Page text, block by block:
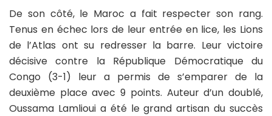
De son côté, le Maroc a fait respecter son rang.
Tenus en échec lors de leur entrée en lice, les Lions
de l’Atlas ont su redresser la barre. Leur victoire
décisive contre la République Démocratique du
Congo (3-1) leur a permis de s’emparer de la
deuxième place avec 9 points. Auteur d’un doublé,
Oussama Lamlioui a été le grand artisan du succès